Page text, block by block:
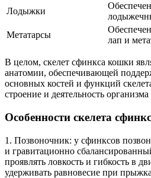
Лодыжки
Метатарсы
лап и
В целом, скелет сфинкса кошки
анатомии, обеспечивающей
основных костей и функций
строение и деятельность
Особенности скелета
1. Позвоночник: у сфинксов
и гравитационно
проявлять ловкость и гибкость в
удерживать равновесие при